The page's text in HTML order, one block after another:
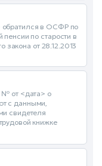
обратился в ОСФР по
по старости в
закона от 28.12.2013
№ от <дата> о
с данными,
свидетеля
книжке